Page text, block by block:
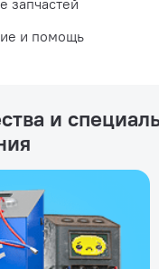
запчастей
и помощь
и